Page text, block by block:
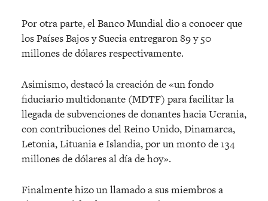
Por otra parte, el Banco Mundial dio a conocer que
los Países Bajos y Suecia entregaron 89 y 50
millones de dólares respectivamente.
Asimismo, destacó la creación de «un fondo
fiduciario multidonante (MDTF) para facilitar la
llegada de subvenciones de donantes hacia Ucrania,
con contribuciones del Reino Unido, Dinamarca,
Letonia, Lituania e Islandia, por un monto de 134
millones de dólares al día de hoy».
Finalmente hizo un llamado a sus miembros a